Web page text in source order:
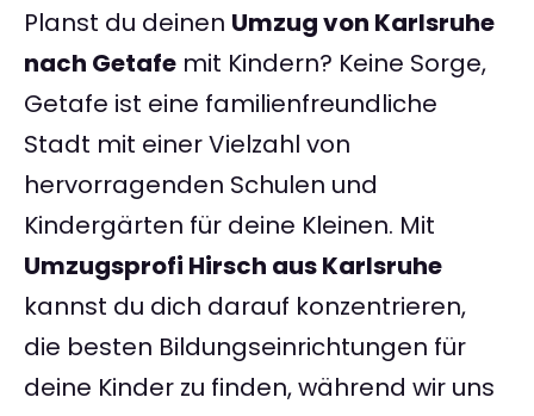
Planst du deinen Umzug von Karlsruhe
nach Getafe mit Kindern? Keine Sorge,
Getafe ist eine familienfreundliche
Stadt mit einer Vielzahl von
hervorragenden Schulen und
Kindergärten für deine Kleinen. Mit
Umzugsprofi Hirsch aus Karlsruhe
kannst du dich darauf konzentrieren,
die besten Bildungseinrichtungen für
deine Kinder zu finden, während wir uns